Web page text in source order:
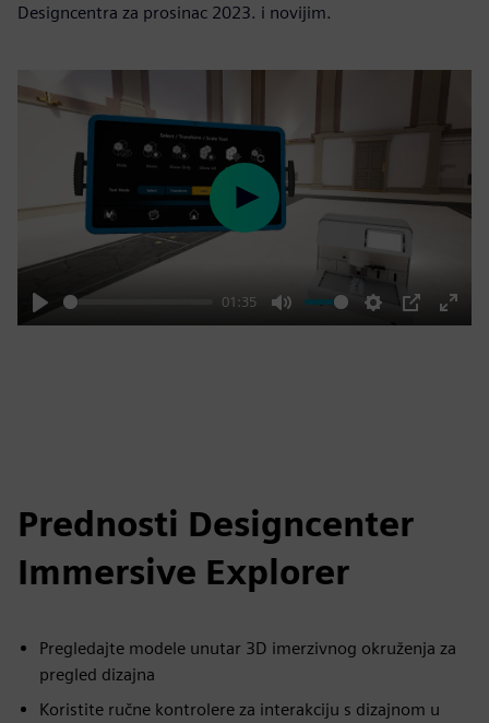
Designcentra za prosinac 2023. i novijim.
Play
01:35
Mute Settings
PIP
Enter
Play
Prednosti Designcenter
Immersive Explorer
Pregledajte modele unutar 3D imerzivnog okruženja za
pregled dizajna
Koristite ručne kontrolere za interakciju s dizajnom u